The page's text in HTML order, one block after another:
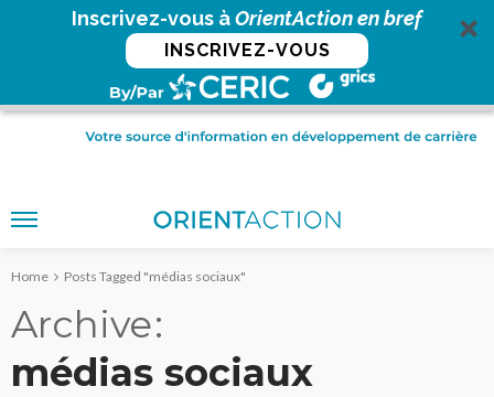
Inscrivez-vous àOrientAction en bref
INSCRIVEZ-VOUS
Home Posts Tagged "médias sociaux"
Archive
médias sociaux